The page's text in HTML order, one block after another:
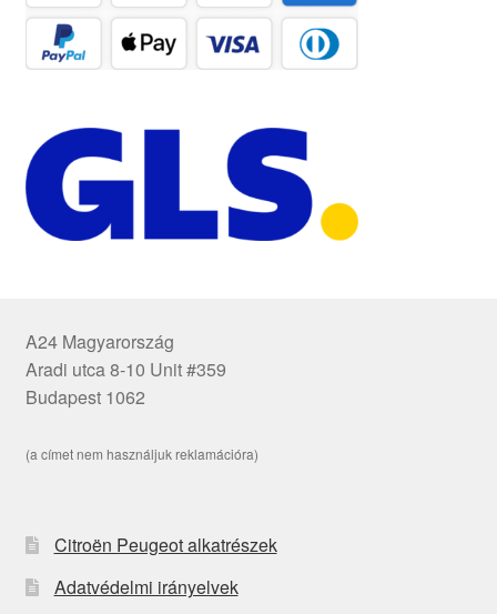
A24 Magyarország
Aradi utca 8-10 Unit #359
Budapest 1062
(a címet nem használjuk reklamációra)
Citroën Peugeot alkatrészek
Adatvédelmi irányelvek